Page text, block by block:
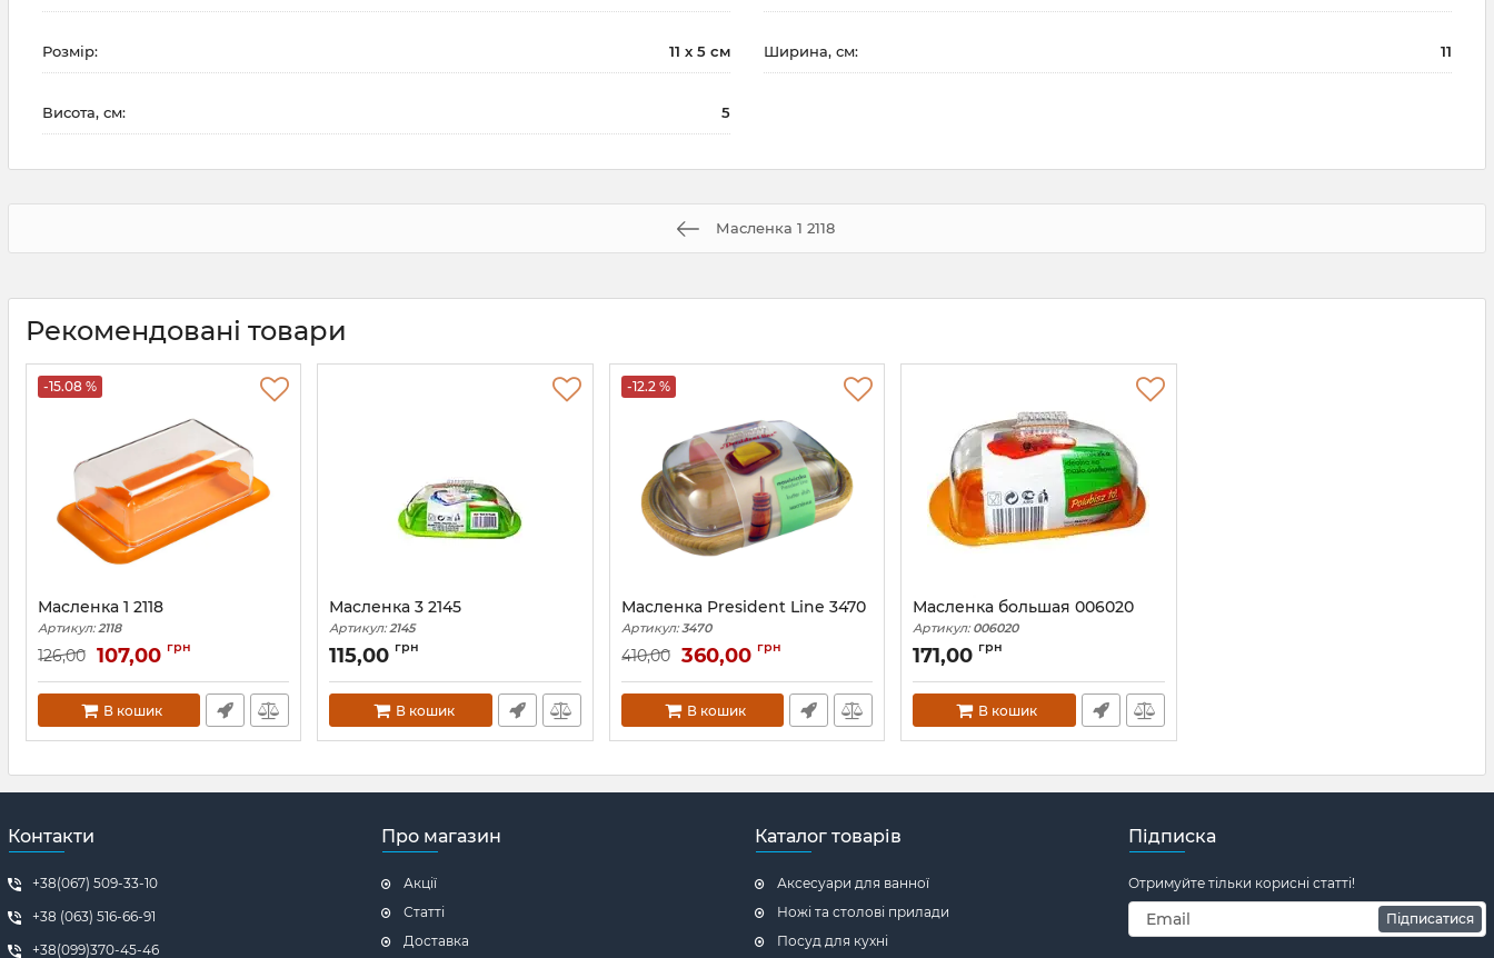
Розмір: 11 х 5 см Ширина, см: 11
Висота, см: 5
Масленка 1 2118
Рекомендовані товари
-15.08 %
Масленка 1 2118
Артикул: 2118
126,00 107,00 грн
В кошик
Масленка 3 2145
Артикул: 2145
115,00 грн
В кошик
-12.2 %
Масленка President Line 3470
Артикул: 3470
410,00 360,00 грн
В кошик
Масленка большая 006020
Артикул: 006020
171,00 грн
В кошик
Контакти
+38(067) 509-33-10
+38 (063) 516-66-91
+38(099)370-45-46
Про магазин
Акції
Статті
Доставка
Каталог товарів
Аксесуари для ванної
Ножі та столові прилади
Посуд для кухні
Підписка
Отримуйте тільки корисні статті!
Підписатися